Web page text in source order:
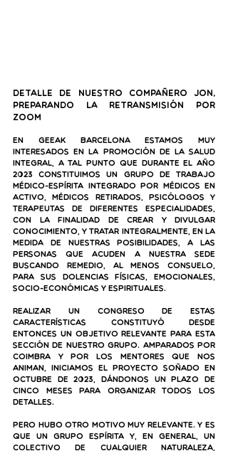
Detalle de nuestro compañero Jon,
preparando la retransmisión por
Zoom
En Geeak Barcelona estamos muy
interesados en la promoción de la salud
integral, a tal punto que durante el año
2023 constituimos un grupo de trabajo
médico-espírita integrado por médicos en
activo, médicos retirados, psicólogos y
terapeutas de diferentes especialidades,
con la finalidad de crear y divulgar
conocimiento, y tratar integralmente, en la
medida de nuestras posibilidades, a las
personas que acuden a nuestra sede
buscando remedio, al menos consuelo,
para sus dolencias físicas, emocionales,
socio-económicas y espirituales.
Realizar un congreso de estas
características constituyó desde
entonces un objetivo relevante para esta
sección de nuestro grupo. Amparados por
Coimbra y por los mentores que nos
animan, iniciamos el proyecto soñado en
octubre de 2023, dándonos un plazo de
cinco meses para organizar todos los
detalles.
Pero hubo otro motivo muy relevante. Y es
que un grupo espírita y, en general, un
colectivo de cualquier naturaleza,